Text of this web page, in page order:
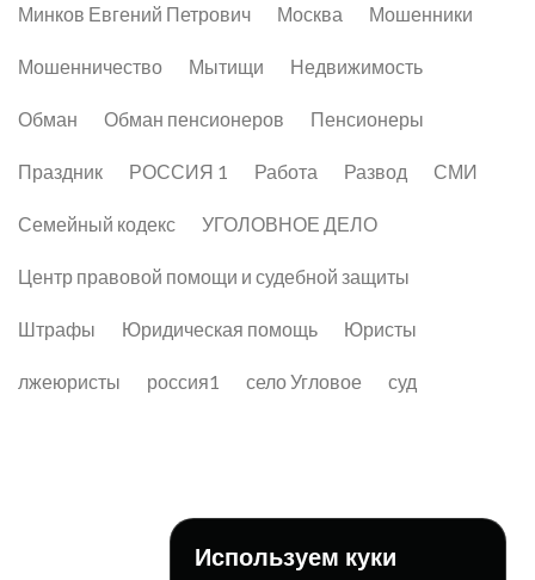
Минков Евгений Петрович Москва Мошенники
Мошенничество Мытищи Недвижимость
Обман Обман пенсионеров Пенсионеры
Праздник РОССИЯ 1 Работа Развод СМИ
Семейный кодекс УГОЛОВНОЕ ДЕЛО
Центр правовой помощи и судебной защиты
Штрафы Юридическая помощь Юристы
лжеюристы россия1 село Угловое суд
Используем куки